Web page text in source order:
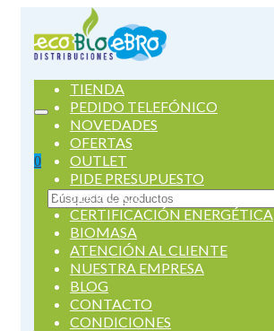
0
Buscar
por:
TIENDA
PEDIDO TELEFÓNICO
NOVEDADES
OFERTAS
OUTLET
PIDE PRESUPUESTO
SERVICIOS
CERTIFICACIÓN ENERGÉTICA
BIOMASA
ATENCIÓN AL CLIENTE
NUESTRA EMPRESA
BLOG
CONTACTO
CONDICIONES